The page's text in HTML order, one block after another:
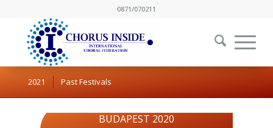
0871/070211
2021 Past Festivals
BUDAPEST 2020